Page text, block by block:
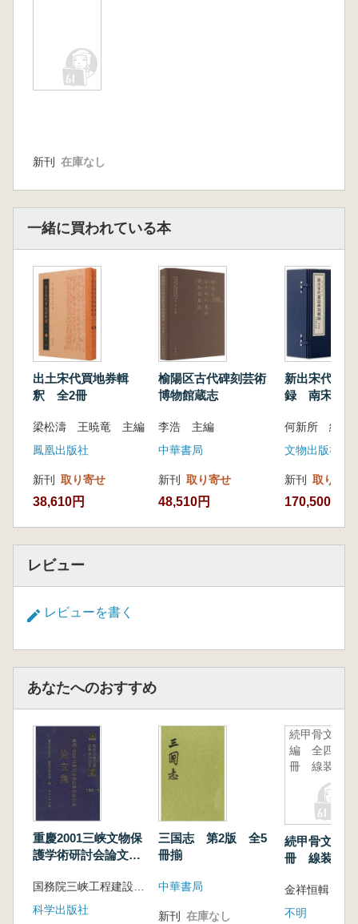
新刊 在庫なし
一緒に買われている本
出土宋代買地券輯
釈 全2冊
梁松濤 王暁竜 主編
鳳凰出版社
新刊 取り寄せ
38,610円
榆陽区古代碑刻芸術
博物館蔵志
李浩 主編
中華書局
新刊 取り寄せ
48,510円
新出宋代墓
録 南宋巻
何新所 編著
文物出版社
新刊 取り寄せ
170,500円
レビュー
レビューを書く
あなたへのおすすめ
重慶2001三峡文物保
護学術研討会論文
科学出版社
三国志 第2版 全5
冊揃
中華書局
新刊 在庫なし
続甲骨文
編 全四
冊 線装本
続甲骨文編
冊 線装本
金祥恒輯
不明